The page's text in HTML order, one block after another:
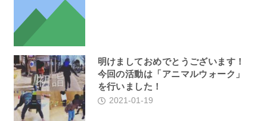
明けましておめでとうございます！
今回の活動は「アニマルウォーク」
を行いました！
2021-01-19